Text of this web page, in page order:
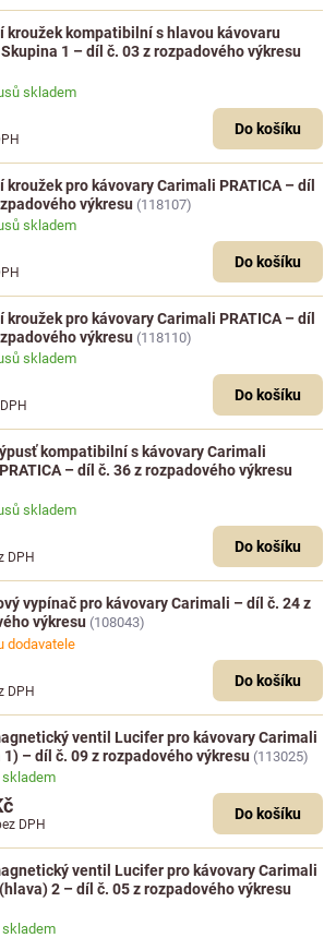
kroužek kompatibilní s hlavou kávovaru
1 – díl č. 03 z rozpadového výkresu
skladem
Do košíku
kroužek pro kávovary Carimali PRATICA – díl
výkresu (118107)
skladem
Do košíku
kroužek pro kávovary Carimali PRATICA – díl
výkresu (118110)
skladem
Do košíku
kompatibilní s kávovary Carimali
– díl č. 36 z rozpadového výkresu
skladem
DPH
Do košíku
vypínač pro kávovary Carimali – díl č. 24 z
výkresu (108043)
dodavatele
DPH
Do košíku
ventil Lucifer pro kávovary Carimali
– díl č. 09 z rozpadového výkresu (113025)
skladem
DPH
Do košíku
ventil Lucifer pro kávovary Carimali
2 – díl č. 05 z rozpadového výkresu
skladem